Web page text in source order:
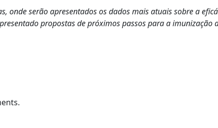
onde serão apresentados os dados mais atuais sobre a
propostas de próximos passos para a imunização